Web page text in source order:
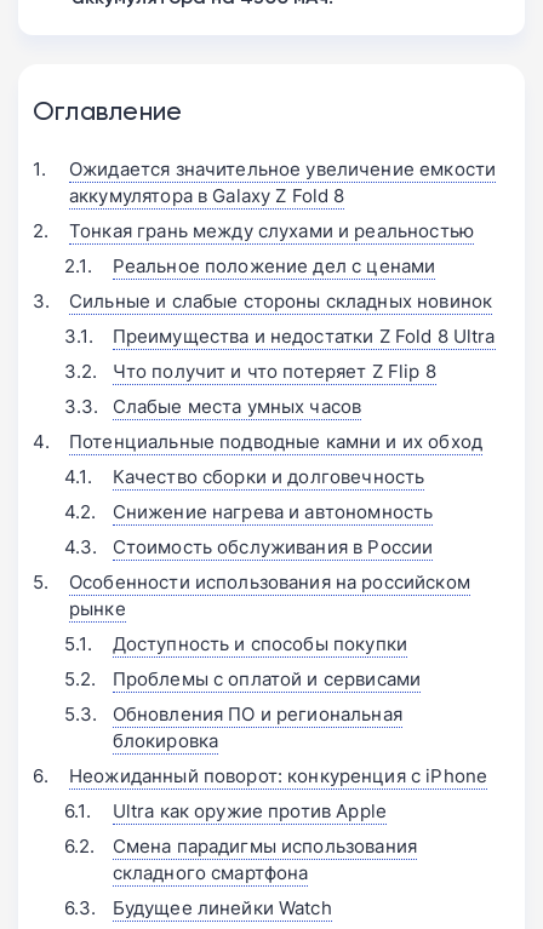
Оглавление
Ожидается значительное увеличение емкости
аккумулятора в Galaxy Z Fold 8
Тонкая грань между слухами и реальностью
Реальное положение дел с ценами
Сильные и слабые стороны складных новинок
Преимущества и недостатки Z Fold 8 Ultra
Что получит и что потеряет Z Flip 8
Слабые места умных часов
Потенциальные подводные камни и их обход
Качество сборки и долговечность
Снижение нагрева и автономность
Стоимость обслуживания в России
Особенности использования на российском
рынке
Доступность и способы покупки
Проблемы с оплатой и сервисами
Обновления ПО и региональная
блокировка
Неожиданный поворот: конкуренция с iPhone
Ultra как оружие против Apple
Смена парадигмы использования
складного смартфона
Будущее линейки Watch